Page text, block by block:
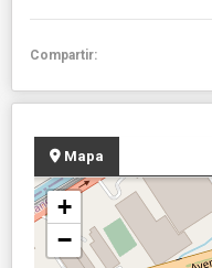
Compartir:
Mapa
+
−